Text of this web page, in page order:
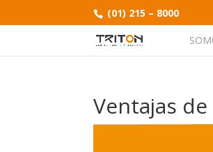
(01) 215 – 8000
Ventajas